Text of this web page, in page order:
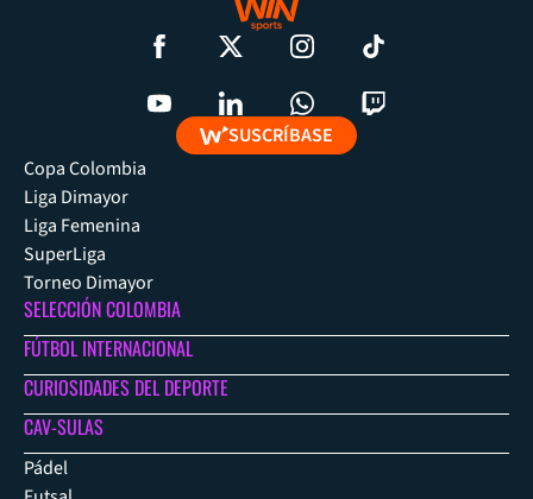
SUSCRÍBASE
Copa Colombia
Liga Dimayor
Liga Femenina
SuperLiga
Torneo Dimayor
SELECCIÓN COLOMBIA
FÚTBOL INTERNACIONAL
CURIOSIDADES DEL DEPORTE
CAV-SULAS
Pádel